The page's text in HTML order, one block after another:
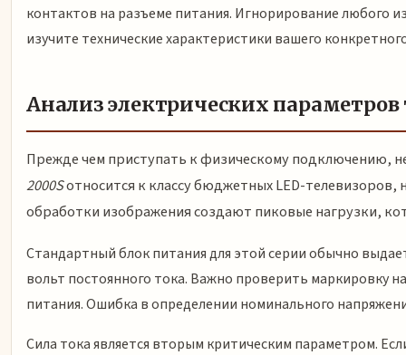
контактов на разъеме питания. Игнорирование любого
изучите технические характеристики вашего
Анализ электрических параметров
Прежде чем приступать к физическому подключению,
2000Sотносится к классу бюджетных LED-
обработки изображения создают пиковые нагрузки,
Стандартный блок питания для этой серии обычно
вольт постоянного тока. Важно проверить маркировку
питания. Ошибка в определении номинального
Сила тока является вторым критическим параметром.